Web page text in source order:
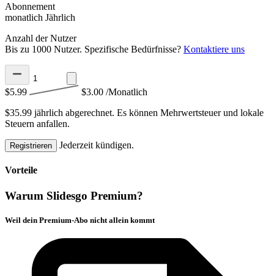
Abonnement
monatlich Jährlich
Anzahl der Nutzer
Bis zu 1000 Nutzer. Spezifische Bedürfnisse? Kontaktiere uns
$5.99 $3.00 /Monatlich
$35.99 jährlich abgerechnet. Es können Mehrwertsteuer und lokale
Steuern anfallen.
Registrieren Jederzeit kündigen.
Vorteile
Warum Slidesgo Premium?
Weil dein Premium-Abo nicht allein kommt